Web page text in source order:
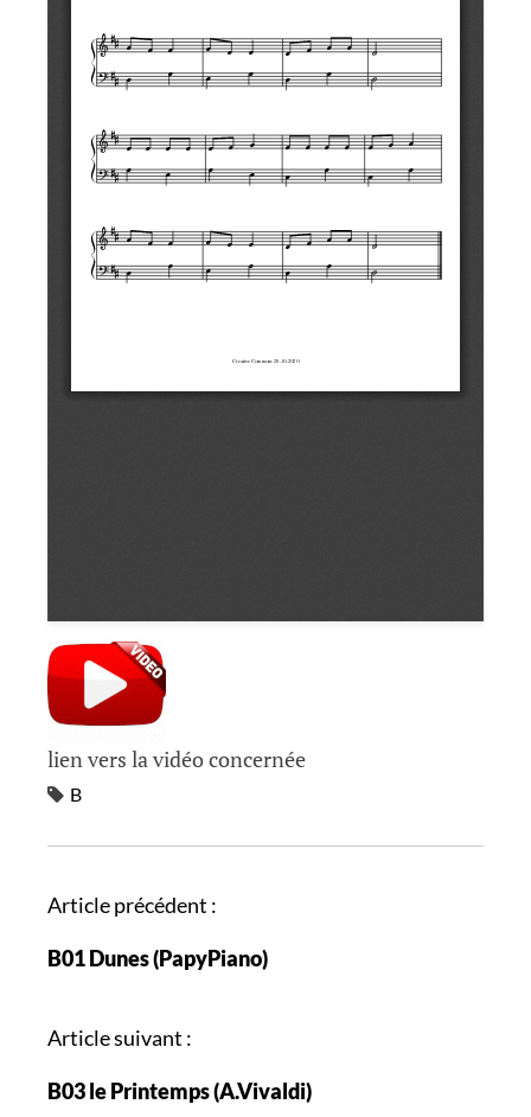
lien vers la vidéo concernée
B
N
v
g
t
Article précédent :
B01 Dunes (PapyPiano)
Article suivant :
B03 le Printemps (A.Vivaldi)